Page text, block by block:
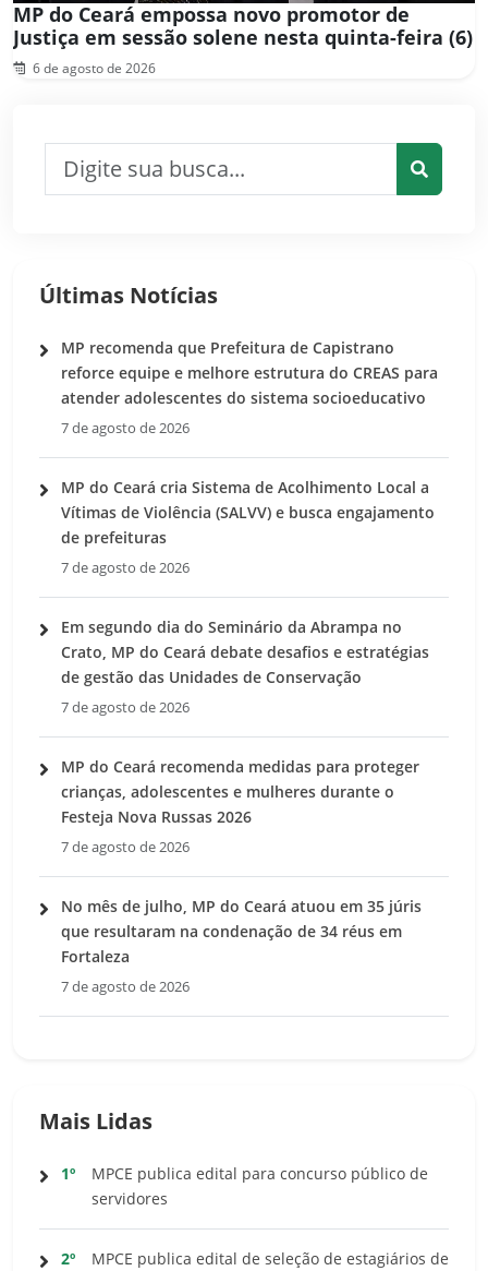
MP do Ceará empossa novo promotor de
Justiça em sessão solene nesta quinta-feira (6)
6 de agosto de 2026
Últimas Notícias
MP recomenda que Prefeitura de Capistrano
reforce equipe e melhore estrutura do CREAS para
atender adolescentes do sistema socioeducativo
7 de agosto de 2026
MP do Ceará cria Sistema de Acolhimento Local a
Vítimas de Violência (SALVV) e busca engajamento
de prefeituras
7 de agosto de 2026
Em segundo dia do Seminário da Abrampa no
Crato, MP do Ceará debate desafios e estratégias
de gestão das Unidades de Conservação
7 de agosto de 2026
MP do Ceará recomenda medidas para proteger
crianças, adolescentes e mulheres durante o
Festeja Nova Russas 2026
7 de agosto de 2026
No mês de julho, MP do Ceará atuou em 35 júris
que resultaram na condenação de 34 réus em
Fortaleza
7 de agosto de 2026
Mais Lidas
1º
MPCE publica edital para concurso público de
servidores
2º
MPCE publica edital de seleção de estagiários de